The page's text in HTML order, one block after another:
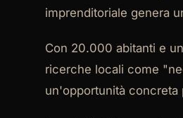
imprenditoriale genera
Con 20.000 abitanti e
ricerche locali come
un'opportunità concreta